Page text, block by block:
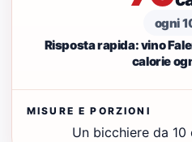
ogni
Risposta rapida: vino
calorie
MISURE E PORZIONI
Un bicchiere da 10